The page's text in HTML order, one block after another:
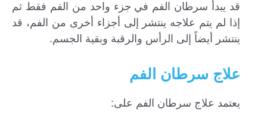
قد يبدأ سرطان الفم في جزء واحد من الفم فقط ثم
إذا لم يتم علاجه ينتشر إلى أجزاء أخرى من الفم، قد
ينتشر أيضاً إلى الرأس والرقبة وبقية الجسم.
علاج سرطان الفم
يعتمد علاج سرطان الفم على: